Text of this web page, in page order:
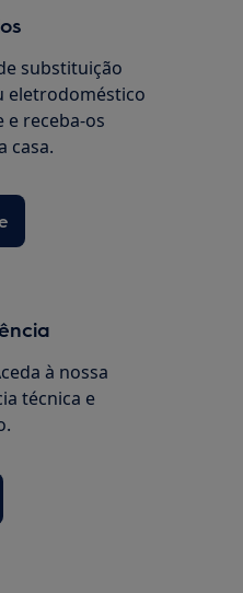
substituição
eletrodoméstico
e receba-os
casa.
à nossa
técnica e